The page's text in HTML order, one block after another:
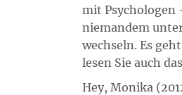
mit Psychologen
niemandem
wechseln. Es
lesen Sie auch
Hey, Monika